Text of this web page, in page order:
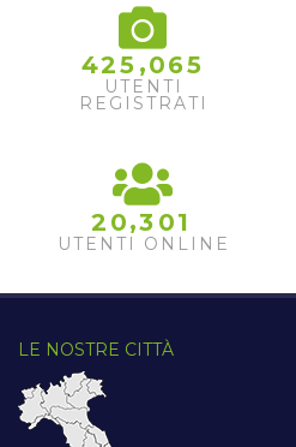
425 ,065
UTENTI
REGISTRATI
2 0,3 01
UTENTI ONLINE
LE NOSTRE CITTÀ